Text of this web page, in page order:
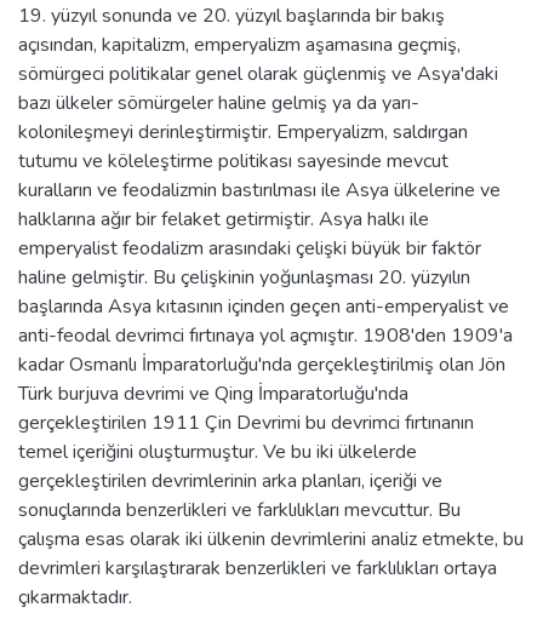
19. yüzyıl sonunda ve 20. yüzyıl başlarında bir bakış
açısından, kapitalizm, emperyalizm aşamasına geçmiş,
sömürgeci politikalar genel olarak güçlenmiş ve Asya'daki
bazı ülkeler sömürgeler haline gelmiş ya da yarı-
kolonileşmeyi derinleştirmiştir. Emperyalizm, saldırgan
tutumu ve köleleştirme politikası sayesinde mevcut
kuralların ve feodalizmin bastırılması ile Asya ülkelerine ve
halklarına ağır bir felaket getirmiştir. Asya halkı ile
emperyalist feodalizm arasındaki çelişki büyük bir faktör
haline gelmiştir. Bu çelişkinin yoğunlaşması 20. yüzyılın
başlarında Asya kıtasının içinden geçen anti-emperyalist ve
anti-feodal devrimci fırtınaya yol açmıştır. 1908'den 1909'a
kadar Osmanlı İmparatorluğu'nda gerçekleştirilmiş olan Jön
Türk burjuva devrimi ve Qing İmparatorluğu'nda
gerçekleştirilen 1911 Çin Devrimi bu devrimci fırtınanın
temel içeriğini oluşturmuştur. Ve bu iki ülkelerde
gerçekleştirilen devrimlerinin arka planları, içeriği ve
sonuçlarında benzerlikleri ve farklılıkları mevcuttur. Bu
çalışma esas olarak iki ülkenin devrimlerini analiz etmekte, bu
devrimleri karşılaştırarak benzerlikleri ve farklılıkları ortaya
çıkarmaktadır.